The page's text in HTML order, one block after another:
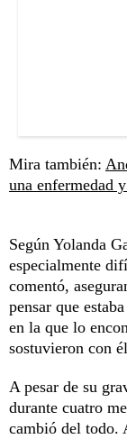
Mira también:
una enfermedad
Según Yolanda
especialmente
comentó,
pensar que
en la que lo
sostuvieron con
A pesar de su
durante cuatro
cambió del todo.